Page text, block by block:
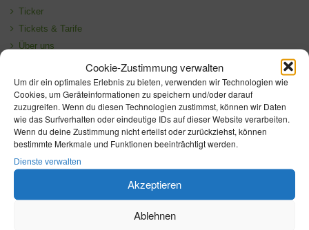
Cookie-Zustimmung verwalten
Um dir ein optimales Erlebnis zu bieten, verwenden wir Technologien wie
Cookies, um Geräteinformationen zu speichern und/oder darauf
zuzugreifen. Wenn du diesen Technologien zustimmst, können wir Daten
wie das Surfverhalten oder eindeutige IDs auf dieser Website verarbeiten.
Wenn du deine Zustimmung nicht erteilst oder zurückziehst, können
bestimmte Merkmale und Funktionen beeinträchtigt werden.
Dienste verwalten
Akzeptieren
Ablehnen
Ticker
Tickets & Tarife
Über uns
Verkehrliche Änderungen
ÜBER SPREE-NEISSE COTTBUSVERKEHR
öffentliche Mobilität. Unser Verkehrsangebot verbessert Leben in Stadt und